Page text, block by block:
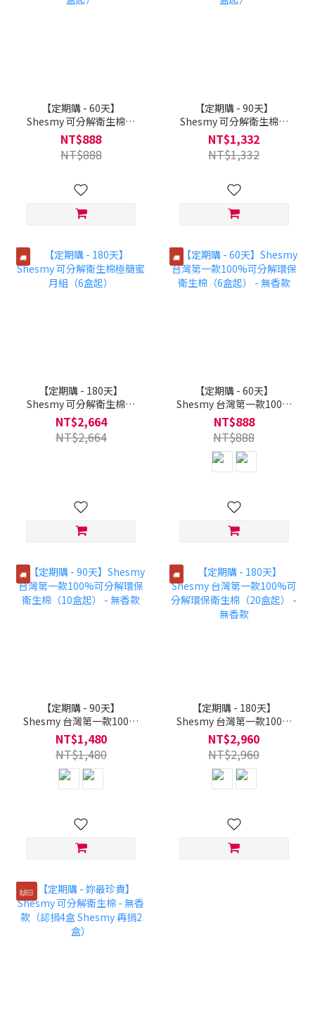
【定期購 - 60天】
Shesmy 可分解衛生棉極
簡蜜月組（2盒起）
NT$888
NT$888
【定期購 - 90天】
Shesmy 可分解衛生棉極
簡蜜月組（3盒起）
NT$1,332
NT$1,332
🚚
【定期購 - 180天】
Shesmy 可分解衛生棉極
簡蜜月組（6盒起）
NT$2,664
NT$2,664
🚚
【定期購 - 60天】
Shesmy 台灣第一款100%
可分解環保衛生棉（6盒
起） - 無香款
NT$888
NT$888
🚚
【定期購 - 90天】
Shesmy 台灣第一款100%
可分解環保衛生棉（10盒
起） - 無香款
NT$1,480
NT$1,480
🚚
【定期購 - 180天】
Shesmy 台灣第一款100%
可分解環保衛生棉（20盒
起） - 無香款
NT$2,960
NT$2,960
🙌🏻